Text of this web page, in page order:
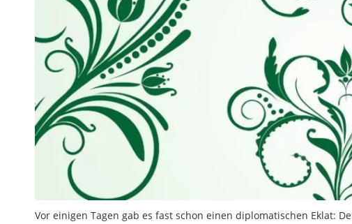
Vor einigen Tagen gab es fast schon einen diplomatischen Eklat: